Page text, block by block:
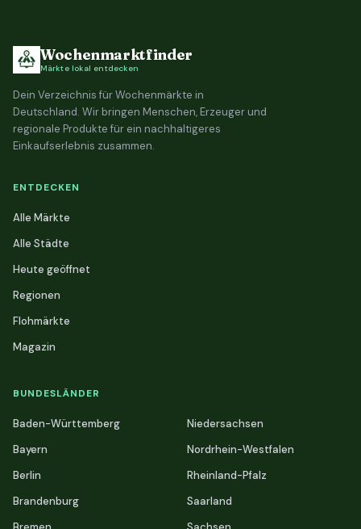
Wochenmarktfinder
Märkte lokal entdecken
Dein Verzeichnis für Wochenmärkte in
Deutschland. Wir bringen Menschen, Erzeuger und
regionale Produkte für ein nachhaltigeres
Einkaufserlebnis zusammen.
ENTDECKEN
Alle Märkte
Alle Städte
Heute geöffnet
Regionen
Flohmärkte
Magazin
BUNDESLÄNDER
Baden-Württemberg
Bayern
Berlin
Brandenburg
Niedersachsen
Nordrhein-Westfalen
Rheinland-Pfalz
Saarland